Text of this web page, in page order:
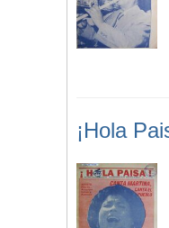
¡Hola